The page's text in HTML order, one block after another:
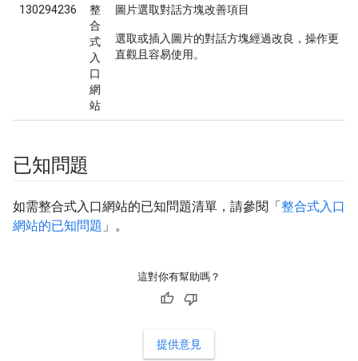
130294236
整
合
式
入
口
網
站
圖片選取對話方塊改善項目
選取或插入圖片的對話方塊經過改良，操作更
直觀且容易使用。
已知問題
如需整合式入口網站的已知問題清單，請參閱「整合式入口
網站的已知問題 」。
這對你有幫助嗎？
提供意見